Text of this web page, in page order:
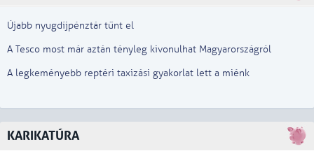
Újabb nyugdíjpénztár tűnt el
A Tesco most már aztán tényleg kivonulhat Magyarországról
A legkeményebb reptéri taxizási gyakorlat lett a miénk
KARIKATÚRA